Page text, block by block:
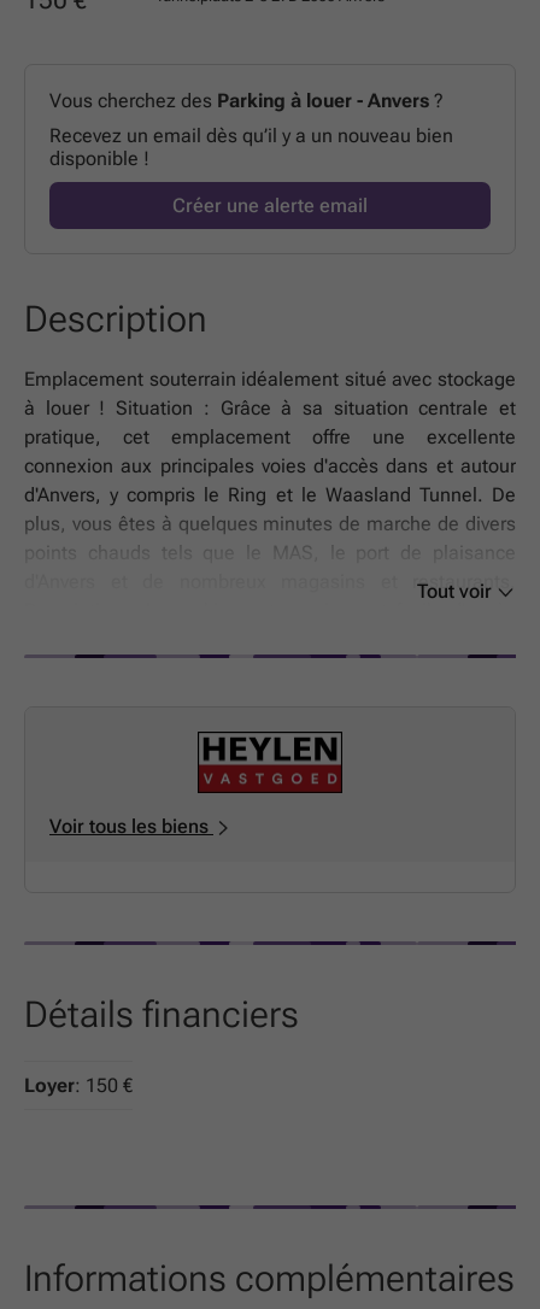
Vous cherchez des Parking à louer - Anvers ?
Recevez un email dès qu’il y a un nouveau bien
disponible !
Créer une alerte email
Description
Emplacement souterrain idéalement situé avec stockage
à louer ! Situation : Grâce à sa situation centrale et
pratique, cet emplacement offre une excellente
connexion aux principales voies d'accès dans et autour
d'Anvers, y compris le Ring et le Waasland Tunnel. De
plus, vous êtes à quelques minutes de marche de divers
points chauds tels que le MAS, le port de plaisance
d'Anvers et de nombreux magasins et restaurants.
Tout voir
Voir tous les biens
Détails financiers
Loyer: 150 €
Informations complémentaires